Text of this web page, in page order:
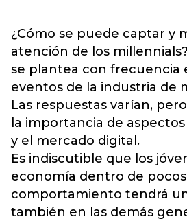
¿Cómo se puede captar y
atención de los
se plantea con frecuencia
eventos de la industria de
Las respuestas varían,
la importancia de
y el mercado digital.
Es indiscutible que los
economía dentro de pocos
comportamiento tendrá
también en las demás